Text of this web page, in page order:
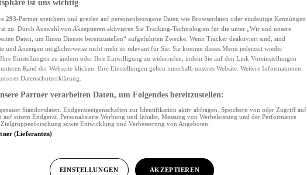
ist uns wichtig
293-Partner speichern und greifen auf personenbezogene Daten wie Browserdaten oder eindeutige Kennungen
zu. Durch Auswahl von Akzeptieren aktivieren Sie Tracking-Technologien für die unter „Wir und unsere
Daten, um Ihnen Dienste bereitzustellen“ aufgeführten Zwecke. Wenn Tracker deaktiviert sind, sind
und Anzeigen möglicherweise nicht mehr so relevant für Sie. Sie können dieses Menü jederzeit wieder
Einstellungen zu ändern oder Ihre Einwilligung zu widerrufen, indem Sie auf den Link Voreinstellungen
Rand der Webseite klicken. Ihre Einstellungen gelten innerhalb unseres Website. Weitere Informationen
Datenschutzerklärung.
Partner verarbeiten Daten, um Folgendes bereitzustellen:
Standortdaten. Endgeräteeigenschaften zur Identifikation aktiv abfragen. Speichern von oder Zugriff auf
einem Endgerät. Personalisierte Werbung und Inhalte, Messung von Werbeleistung und der Performance
sowie Entwicklung und Verbesserung von Angeboten.
(Lieferanten)
EINSTELLUNGEN AKZEPTIEREN